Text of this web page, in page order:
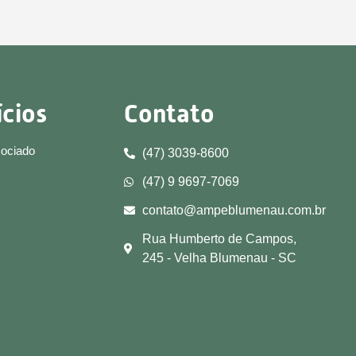
Contato
(47) 3039-8600
(47) 9 9697-7069
contato@ampeblumenau.com.br
Rua Humberto de Campos,
245 - Velha Blumenau - SC